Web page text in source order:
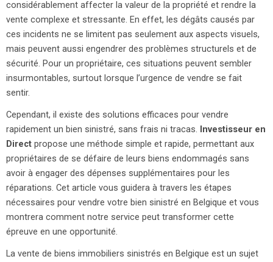
considérablement affecter la valeur de la propriété et rendre la
vente complexe et stressante. En effet, les dégâts causés par
ces incidents ne se limitent pas seulement aux aspects visuels,
mais peuvent aussi engendrer des problèmes structurels et de
sécurité. Pour un propriétaire, ces situations peuvent sembler
insurmontables, surtout lorsque l’urgence de vendre se fait
sentir.
Cependant, il existe des solutions efficaces pour vendre
rapidement un bien sinistré, sans frais ni tracas. Investisseur en
Direct propose une méthode simple et rapide, permettant aux
propriétaires de se défaire de leurs biens endommagés sans
avoir à engager des dépenses supplémentaires pour les
réparations. Cet article vous guidera à travers les étapes
nécessaires pour vendre votre bien sinistré en Belgique et vous
montrera comment notre service peut transformer cette
épreuve en une opportunité.
La vente de biens immobiliers sinistrés en Belgique est un sujet